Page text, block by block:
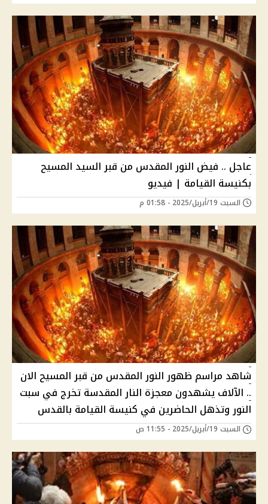
عاجل .. فيض النور المقدس من قبر السيد المسيح
بكنيسة القيامة | فيديو
السبت 19/أبريل/2025 - 01:58 م
شاهد مراسم ظهور النور المقدس من قبر المسيح الان
.. الآلاف يشهدون معجزة النار المقدسة تخرج في سبت
النور وتذهل الحاضرين في كنيسة القيامة بالقدس
السبت 19/أبريل/2025 - 11:55 ص